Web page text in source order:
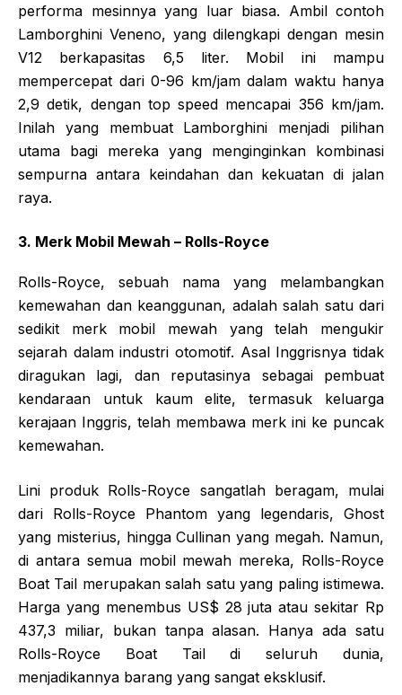
performa mesinnya yang luar biasa. Ambil contoh
Lamborghini Veneno, yang dilengkapi dengan mesin
V12 berkapasitas 6,5 liter. Mobil ini mampu
mempercepat dari 0-96 km/jam dalam waktu hanya
2,9 detik, dengan top speed mencapai 356 km/jam.
Inilah yang membuat Lamborghini menjadi pilihan
utama bagi mereka yang menginginkan kombinasi
sempurna antara keindahan dan kekuatan di jalan
raya.
3. Merk Mobil Mewah – Rolls-Royce
Rolls-Royce, sebuah nama yang melambangkan
kemewahan dan keanggunan, adalah salah satu dari
sedikit merk mobil mewah yang telah mengukir
sejarah dalam industri otomotif. Asal Inggrisnya tidak
diragukan lagi, dan reputasinya sebagai pembuat
kendaraan untuk kaum elite, termasuk keluarga
kerajaan Inggris, telah membawa merk ini ke puncak
kemewahan.
Lini produk Rolls-Royce sangatlah beragam, mulai
dari Rolls-Royce Phantom yang legendaris, Ghost
yang misterius, hingga Cullinan yang megah. Namun,
di antara semua mobil mewah mereka, Rolls-Royce
Boat Tail merupakan salah satu yang paling istimewa.
Harga yang menembus US$ 28 juta atau sekitar Rp
437,3 miliar, bukan tanpa alasan. Hanya ada satu
Rolls-Royce Boat Tail di seluruh dunia,
menjadikannya barang yang sangat eksklusif.